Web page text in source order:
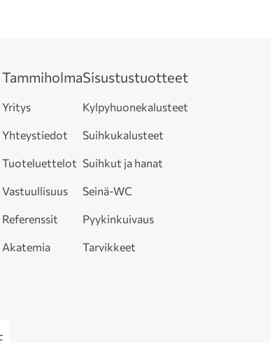
Tammiholma
Yritys
Yhteystiedot
Tuoteluettelot
Vastuullisuus
Referenssit
Akatemia
Sisustustuotteet
Kylpyhuonekalusteet
Suihkukalusteet
Suihkut ja hanat
Seinä-WC
Pyykinkuivaus
Tarvikkeet